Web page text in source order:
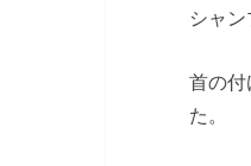
シャ
首の付
た。